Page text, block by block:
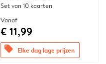
Set van 10 kaarten
Vanaf
€ 11,99
offers Elke dag lage prijzen